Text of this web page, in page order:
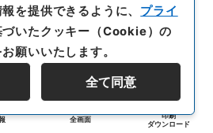
全画面
印刷
ダウンロード
を提供できるように、 プライ
づいたクッキー（Cookie）の
願いいたします。
全て同意